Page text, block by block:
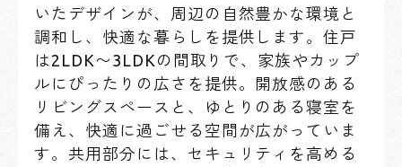
いたデザインが、周辺の自然豊かな環境と
調和し、快適な暮らしを提供します。住戸
は2LDK〜3LDKの間取りで、家族やカップ
ルにぴったりの広さを提供。開放感のある
リビングスペースと、ゆとりのある寝室を
備え、快適に過ごせる空間が広がっていま
す。共用部分には、セキュリティを高める